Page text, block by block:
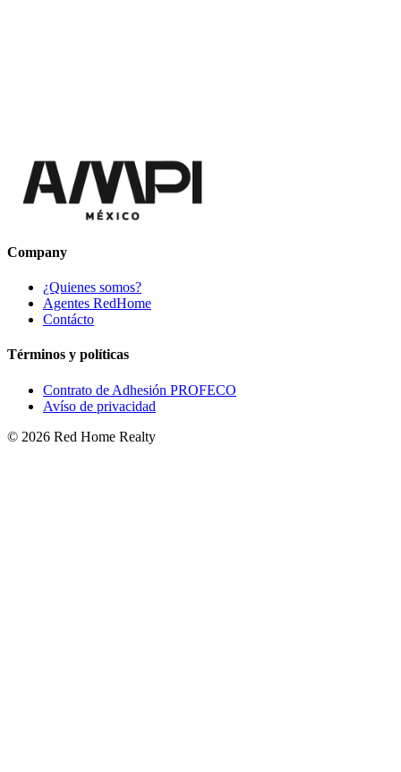
Company
¿Quienes somos?
Agentes RedHome
Contácto
Términos y políticas
Contrato de Adhesión PROFECO
Avíso de privacidad
© 2026 Red Home Realty